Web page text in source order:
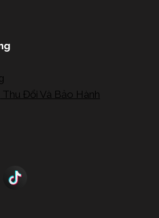
Đổi Và Bảo Hành